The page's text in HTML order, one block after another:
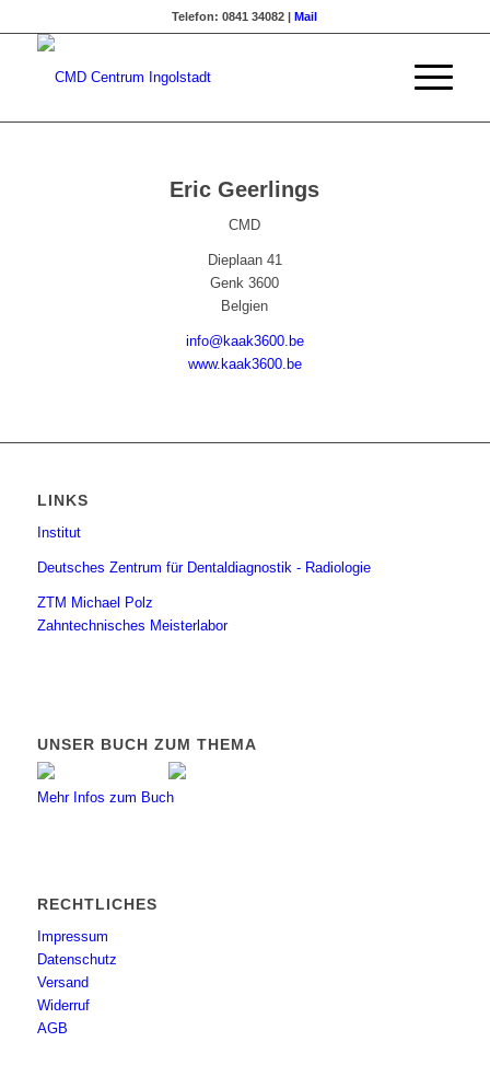
Telefon: 0841 34082 |Mail
Eric Geerlings
CMD
Dieplaan 41
Genk 3600
Belgien
info@kaak3600.be
www.kaak3600.be
LINKS
Institut
Deutsches Zentrum für Dentaldiagnostik - Radiologie
ZTM Michael Polz
Zahntechnisches Meisterlabor
UNSER BUCH ZUM THEMA
Mehr Infos zum Buch
RECHTLICHES
Impressum
Datenschutz
Versand
Widerruf
AGB